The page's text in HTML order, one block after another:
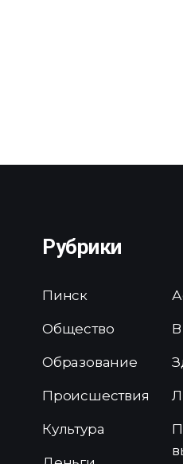
Рубрики
Пинск
Общество
Образование
Происшествия
Культура